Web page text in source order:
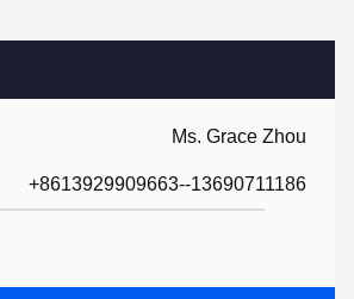
Ms. Grace Zhou
+8613929909663--13690711186